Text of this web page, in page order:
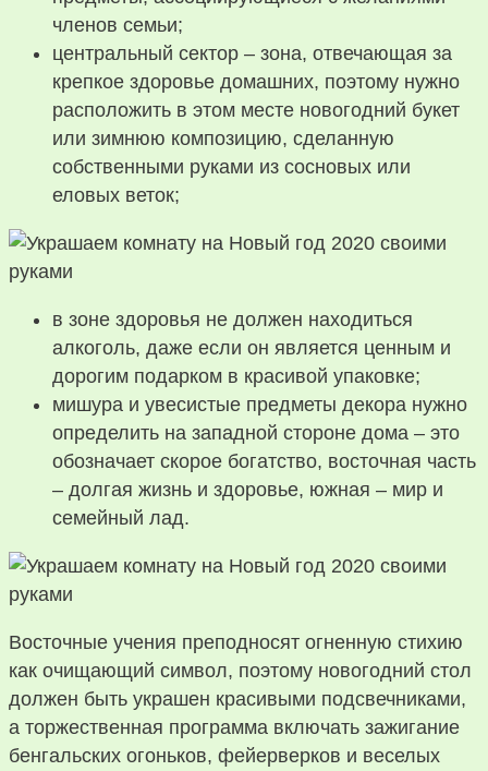
членов семьи;
центральный сектор – зона, отвечающая за
крепкое здоровье домашних, поэтому нужно
расположить в этом месте новогодний букет
или зимнюю композицию, сделанную
собственными руками из сосновых или
еловых веток;
в зоне здоровья не должен находиться
алкоголь, даже если он является ценным и
дорогим подарком в красивой упаковке;
мишура и увесистые предметы декора нужно
определить на западной стороне дома – это
обозначает скорое богатство, восточная часть
– долгая жизнь и здоровье, южная – мир и
семейный лад.
Восточные учения преподносят огненную стихию
как очищающий символ, поэтому новогодний стол
должен быть украшен красивыми подсвечниками,
а торжественная программа включать зажигание
бенгальских огоньков, фейерверков и веселых